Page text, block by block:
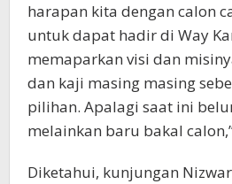
harapan kita dengan calon
untuk dapat hadir di Way
memaparkan visi dan
dan kaji masing masing
pilihan. Apalagi saat ini
melainkan baru bakal
Diketahui, kunjungan